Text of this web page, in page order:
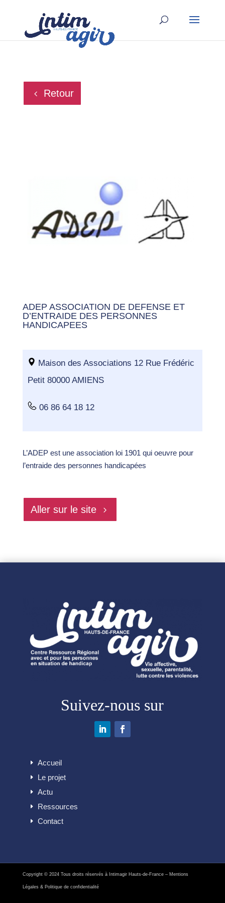
Retour
ADEP ASSOCIATION DE DEFENSE ET
D’ENTRAIDE DES PERSONNES
HANDICAPEES
Maison des Associations 12 Rue Frédéric
Petit 80000 AMIENS
06 86 64 18 12
L’ADEP est une association loi 1901 qui oeuvre pour
l’entraide des personnes handicapées
Aller sur le site
Suivez-nous sur
Accueil
Le projet
Actu
Ressources
Contact
Copyright © 2024 Tous droits réservés à Intimagir Hauts-de-France – Mentions
Légales& Politique de confidentialité